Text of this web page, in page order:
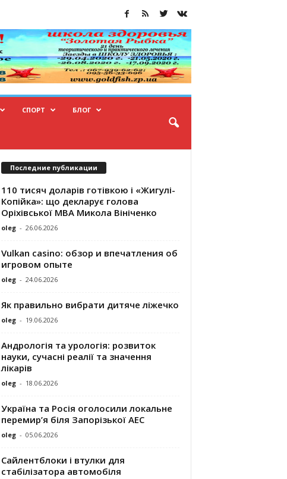
СПОРТ БЛОГ
Последние публикации
110 тисяч доларів готівкою і «Жигулі-
Копійка»: що декларує голова
Оріхівської МВА Микола Вініченко
oleg - 26.06.2026
Vulkan casino: обзор и впечатления об
игровом опыте
oleg - 24.06.2026
Як правильно вибрати дитяче ліжечко
oleg - 19.06.2026
Андрологія та урологія: розвиток
науки, сучасні реалії та значення
лікарів
oleg - 18.06.2026
Україна та Росія оголосили локальне
перемир’я біля Запорізької АЕС
oleg - 05.06.2026
Сайлентблоки і втулки для
стабілізатора автомобіля